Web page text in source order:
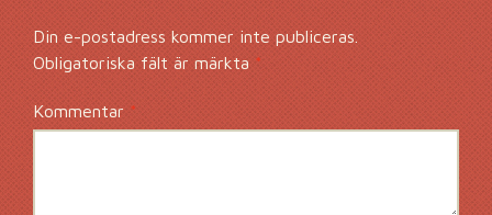
Din e-postadress kommer inte publiceras.
Obligatoriska fält är märkta*
Kommentar*